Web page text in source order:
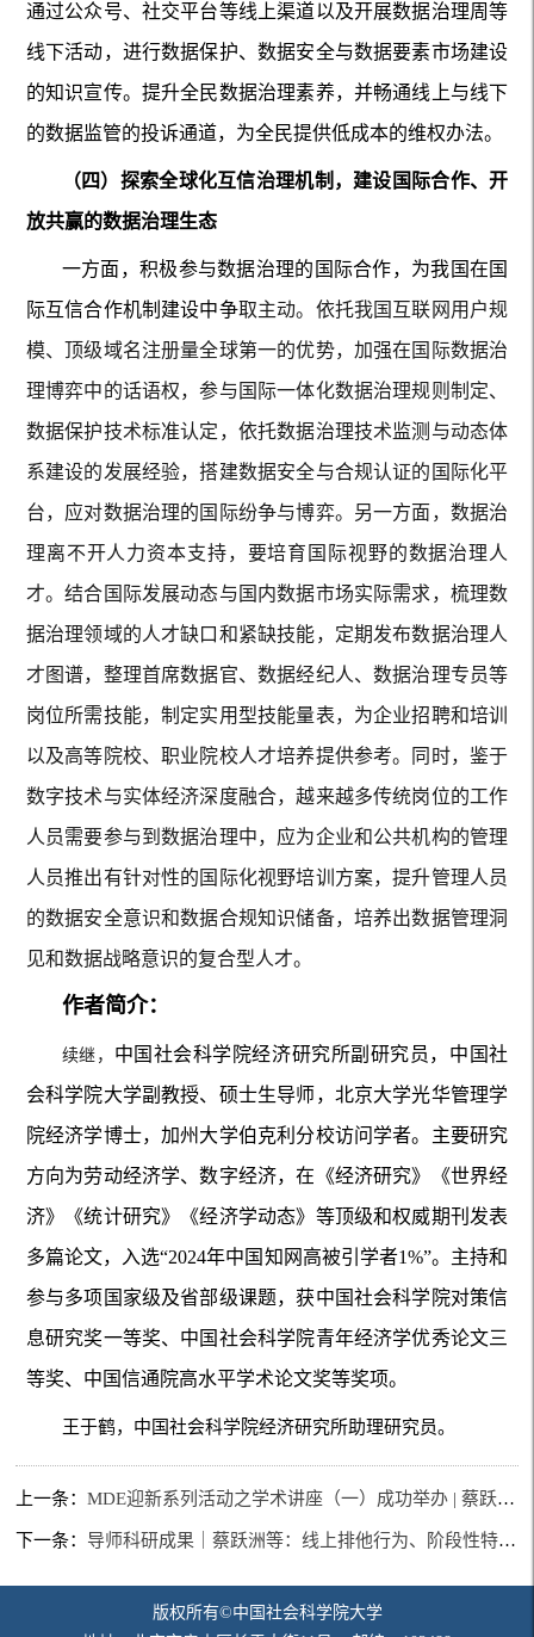
通过公众号、社交平台等线上渠道以及开展数据治理周等
线下活动，进行数据保护、数据安全与数据要素市场建设
的知识宣传。提升全民数据治理素养，并畅通线上与线下
的数据监管的投诉通道，为全民提供低成本的维权办法。
（四）探索全球化互信治理机制，建设国际合作、开
放共赢的数据治理生态
一方面，积极参与数据治理的国际合作，为我国在国
际互信合作机制建设中争取主动。依托我国互联网用户规
模、顶级域名注册量全球第一的优势，加强在国际数据治
理博弈中的话语权，参与国际一体化数据治理规则制定、
数据保护技术标准认定，依托数据治理技术监测与动态体
系建设的发展经验，搭建数据安全与合规认证的国际化平
台，应对数据治理的国际纷争与博弈。另一方面，数据治
理离不开人力资本支持，要培育国际视野的数据治理人
才。结合国际发展动态与国内数据市场实际需求，梳理数
据治理领域的人才缺口和紧缺技能，定期发布数据治理人
才图谱，整理首席数据官、数据经纪人、数据治理专员等
岗位所需技能，制定实用型技能量表，为企业招聘和培训
以及高等院校、职业院校人才培养提供参考。同时，鉴于
数字技术与实体经济深度融合，越来越多传统岗位的工作
人员需要参与到数据治理中，应为企业和公共机构的管理
人员推出有针对性的国际化视野培训方案，提升管理人员
的数据安全意识和数据合规知识储备，培养出数据管理洞
见和数据战略意识的复合型人才。
作者简介：
续继， 中国社会科学院经济研究所副研究员，中国社
会科学院大学副教授、硕士生导师，北京大学光华管理学
院经济学博士，加州大学伯克利分校访问学者。主要研究
方向为劳动经济学、数字经济，在《经济研究》《世界经
济》《统计研究》《经济学动态》等顶级和权威期刊发表
多篇论文，入选“2024年中国知网高被引学者1%”。主持和
参与多项国家级及省部级课题，获中国社会科学院对策信
息研究奖一等奖、中国社会科学院青年经济学优秀论文三
等奖、中国信通院高水平学术论文奖等奖项。
王于鹤，中国社会科学院经济研究所助理研究员。
上一条：MDE迎新系列活动之学术讲座（一）成功举办 | 蔡跃洲：新科技革命与数字经济
下一条： 导师科研成果｜蔡跃洲等：线上排他行为、阶段性特征与数字平台治理：三方动态博弈分析
版权所有©中国社会科学院大学